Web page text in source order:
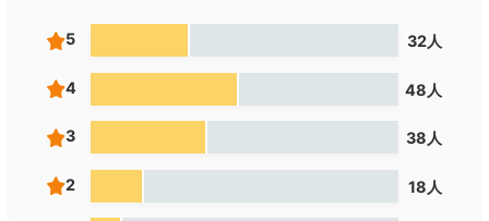
5 32人
4 48人
3 38人
2 18人